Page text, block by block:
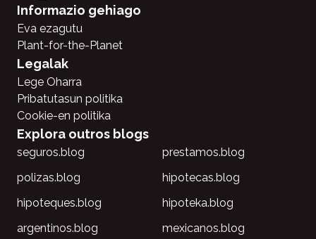
Informazio gehiago
Eva ezagutu
Plant-for-the-Planet
Legalak
Lege Oharra
Pribatutasun politika
Cookie-en politika
Explora outros blogs
seguros.blog
prestamos.blog
polizas.blog
hipotecas.blog
hipoteques.blog
hipoteka.blog
argentinos.blog
mexicanos.blog